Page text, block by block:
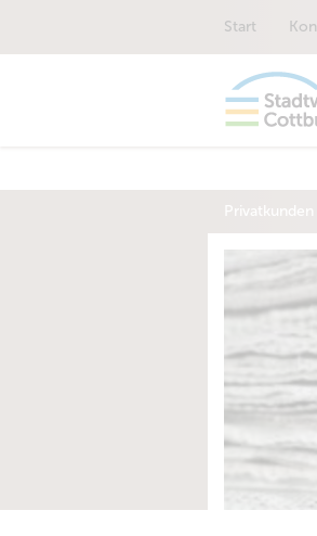
Start
Privatkunden